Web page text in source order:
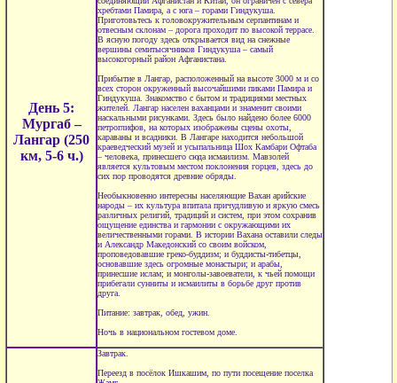
День 5:
Мургаб –
Лангар (250
км, 5-6 ч.)
хребтами Памира, а с юга – горами Гиндукуша.
Приготовьтесь к головокружительным серпантинам и
отвесным склонам – дорога проходит по высокой террасе.
В ясную погоду здесь открывается вид на снежные
вершины семитысячников Гиндукуша – самый
высокогорный район Афганистана.
Прибытие в Лангар, расположенный на высоте 3000 м и со
всех сторон окруженный высочайшими пиками Памира и
Гиндукуша. Знакомство с бытом и традициями местных
жителей. Лангар населен ваханцами и знаменит своими
наскальными рисунками. Здесь было найдено более 6000
петроглифов, на которых изображены сцены охоты,
караваны и всадники. В Лангаре находится небольшой
краеведческий музей и усыпальница Шох Камбари Офтаба
– человека, принесшего сюда исмаилизм. Мавзолей
является культовым местом поклонения горцев, здесь до
сих пор проводятся древние обряды.
Необыкновенно интересны населяющие Вахан арийские
народы – их культура впитала причудливую и яркую смесь
различных религий, традиций и систем, при этом сохранив
ощущение единства и гармонии с окружающими их
величественными горами. В истории Вахана оставили следы
и Александр Македонский со своим войском,
проповедовавшие греко-буддизм; и буддисты-тибетцы,
основавшие здесь огромные монастыри; и арабы,
принесшие ислам; и монголы-завоеватели, к чьей помощи
прибегали сунниты и исмаилиты в борьбе друг против
друга.
Питание: завтрак, обед, ужин.
Ночь в национальном гостевом доме.
Завтрак.
Переезд в посёлок Ишкашим, по пути посещение поселка